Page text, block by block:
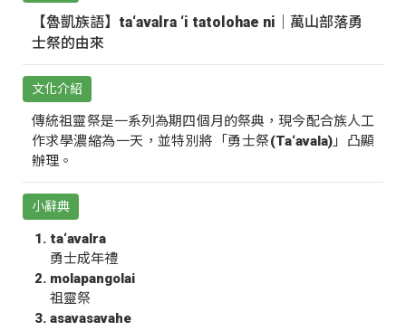
【魯凱族語】ta‘avalra ‘i tatolohae ni｜萬山部落勇
士祭的由來
文化介紹
傳統祖靈祭是一系列為期四個月的祭典，現今配合族人工
作求學濃縮為一天，並特別將「勇士祭(Ta‘avala)」凸顯
辦理。
小辭典
ta‘avalra
勇士成年禮
molapangolai
祖靈祭
asavasavahe